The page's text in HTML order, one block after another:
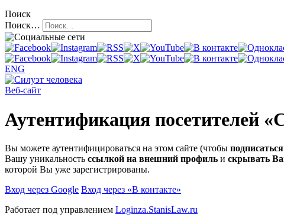
Поиск
Поиск…
ENG
Веб-сайт
Аутентификация посетителей
Вы можете аутентифицироваться на этом сайте (чтобы
Вашу уникальность ссылкой на внешний профиль и скрывать
которой Вы уже зарегистрированы.
Вход через Google Вход через «В контакте»
Работает под управлением Loginza.StanisLaw.ru